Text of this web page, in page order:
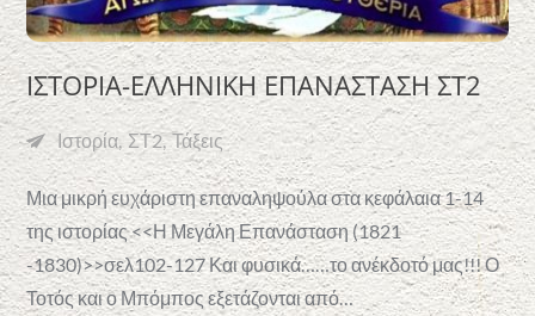
ΙΣΤΟΡΙΑ-ΕΛΛΗΝΙΚΗ ΕΠΑΝΑΣΤΑΣΗ ΣΤ2
Ιστορία ΣΤ2 Τάξεις
Μια μικρή ευχάριστη επαναληψούλα στα κεφάλαια 1-14
της ιστορίας <<Η Μεγάλη Επανάσταση (1821
-1830)>>σελ102-127 Και φυσικά……το ανέκδοτό μας!!! Ο
Τοτός και ο Μπόμπος εξετάζονται από…